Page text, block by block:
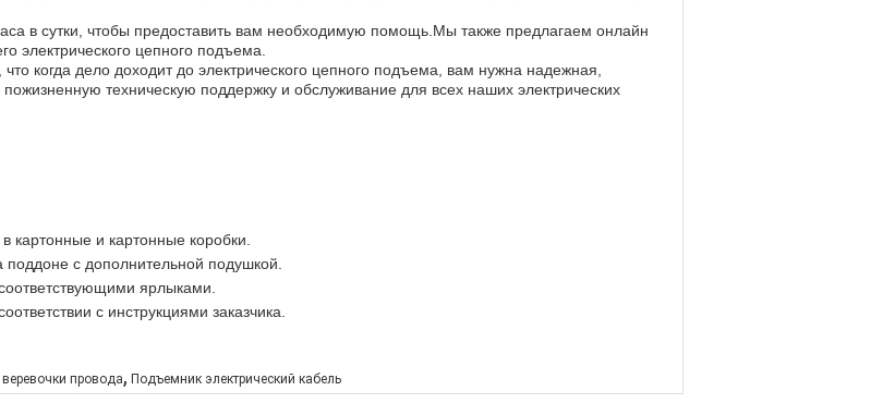
в сутки, чтобы предоставить вам необходимую помощь.Мы также предлагаем онлайн
электрического цепного подъема.
когда дело доходит до электрического цепного подъема, вам нужна надежная,
техническую поддержку и обслуживание для всех наших электрических
картонные и картонные коробки.
с дополнительной подушкой.
ярлыками.
с инструкциями заказчика.
провода, Подъемник электрический кабель